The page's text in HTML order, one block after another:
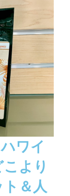
ワイ
より
＆人